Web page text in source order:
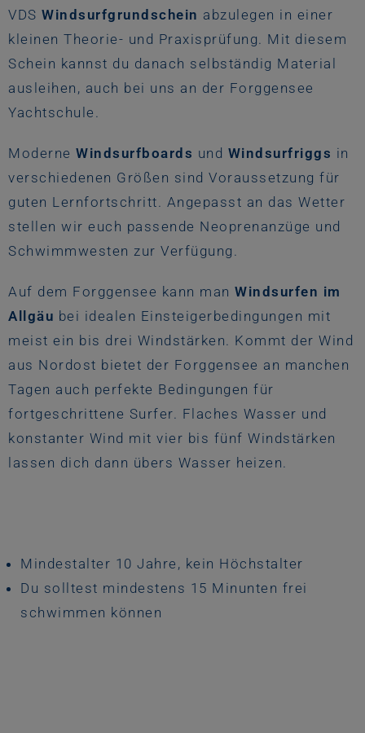
VDS Windsurfgrundschein abzulegen in einer
kleinen Theorie- und Praxisprüfung. Mit diesem
Schein kannst du danach selbständig Material
ausleihen, auch bei uns an der Forggensee
Yachtschule.
Moderne Windsurfboards und Windsurfriggs in
verschiedenen Größen sind Voraussetzung für
guten Lernfortschritt. Angepasst an das Wetter
stellen wir euch passende Neoprenanzüge und
Schwimmwesten zur Verfügung.
Auf dem Forggensee kann man Windsurfen im
Allgäu bei idealen Einsteigerbedingungen mit
meist ein bis drei Windstärken. Kommt der Wind
aus Nordost bietet der Forggensee an manchen
Tagen auch perfekte Bedingungen für
fortgeschrittene Surfer. Flaches Wasser und
konstanter Wind mit vier bis fünf Windstärken
lassen dich dann übers Wasser heizen.
Mindestalter 10 Jahre, kein Höchstalter
Du solltest mindestens 15 Minunten frei
schwimmen können